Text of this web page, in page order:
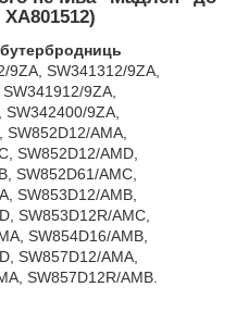
9ZA, SW341312/9ZA,
9ZA,
9ZA,
AMA,
SW852D12/AMD,
SW852D61/AMC,
SW853D12/AMB,
SW853D12R/AMC,
SW854D16/AMB,
SW857D12/AMA,
SW857D12R/AMB.